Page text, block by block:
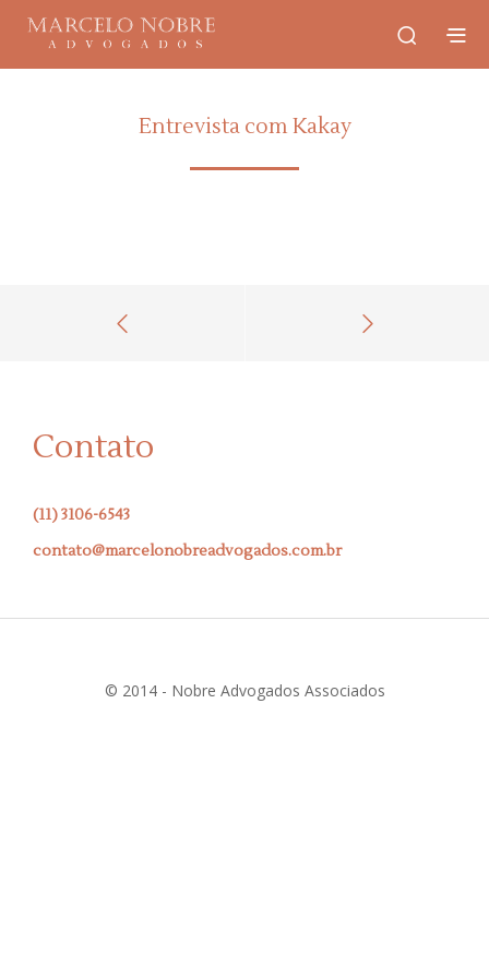
Entrevista com Kakay
Contato
(11) 3106-6543
contato@marcelonobreadvogados.com.br
© 2014 - Nobre Advogados Associados